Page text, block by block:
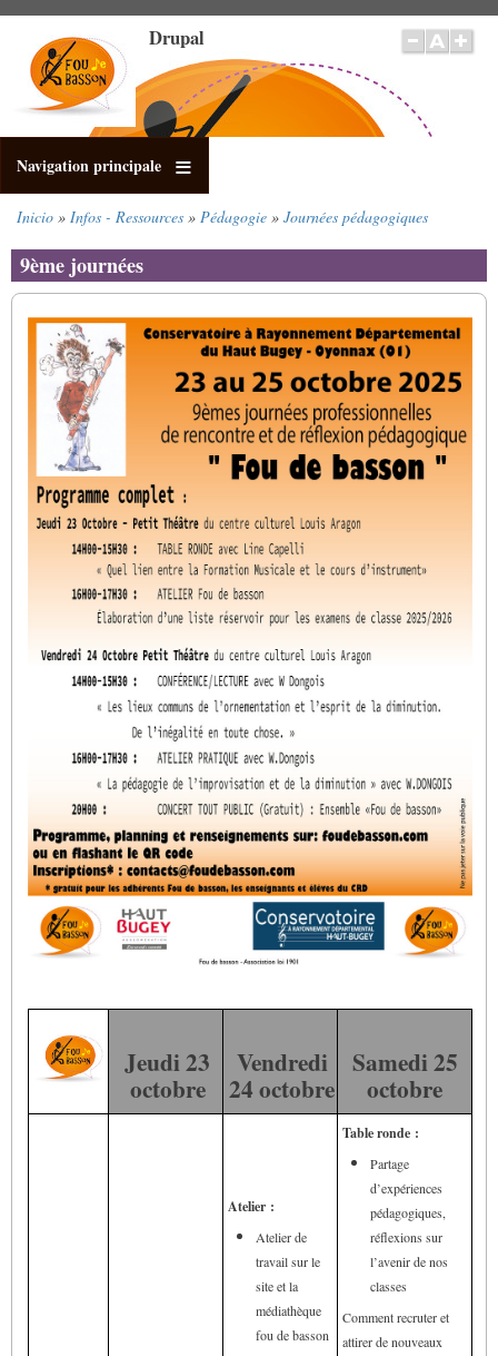
contenido
principal
Drupal
Navigation principale
enlaces
de
la
navegación
Inicio Infos - Ressources Pédagogie Journées pédagogiques
9ème journées
Jeudi 23
octobre
Vendredi
24 octobre
Samedi 25
octobre
Atelier :
Atelier de
travail sur le
site et la
médiathèque
fou de basson
Table ronde :
Partage
d’expériences
pédagogiques,
réflexions sur
l’avenir de nos
classes
Comment recruter et
attirer de nouveaux